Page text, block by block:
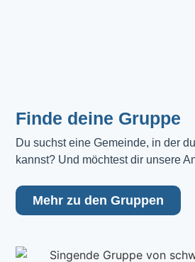
Finde deine Gruppe
Du suchst eine Gemeinde, in der
kannst? Und möchtest dir unsere
Mehr zu den Gruppen